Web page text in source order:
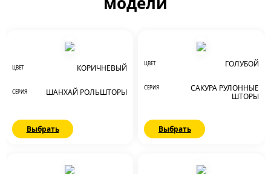
ЦВЕТ КОРИЧНЕВЫЙ
СЕРИЯ ШАНХАЙ РОЛЬШТОРЫ
Выбрать
ЦВЕТ ГОЛУБОЙ
СЕРИЯ
САКУРА РУЛОННЫЕ
ШТОРЫ
Выбрать